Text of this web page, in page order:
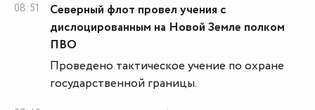
08:51
Северный флот провел учения с
дислоцированным на Новой Земле полком
ПВО
Проведено тактическое учение по охране
государственной границы.